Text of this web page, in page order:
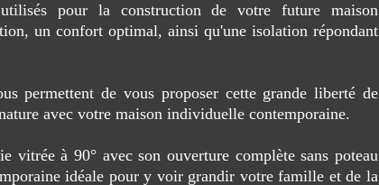
pour la construction de votre future maison
un confort optimal, ainsi qu'une isolation répondant
permettent de vous proposer cette grande liberté de
avec votre maison individuelle contemporaine.
vitrée à 90° avec son ouverture complète sans poteau
idéale pour y voir grandir votre famille et de la